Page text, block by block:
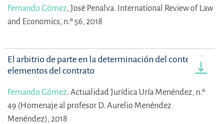
Fernando Gómez, José Penalva. International Review of Law
and Economics, n.º 56, 2018
El arbitrio de parte en la determinación del contenido y
elementos del contrato
Fernando Gómez. Actualidad Jurídica Uría Menéndez, n.º
49 (Homenaje al profesor D. Aurelio Menéndez
Menéndez), 2018